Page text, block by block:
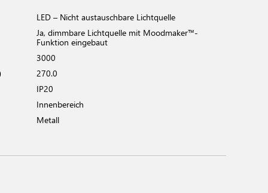
LED – Nicht austauschbare Lichtquelle
Ja, dimmbare Lichtquelle mit Moodmaker™-
Funktion eingebaut
3000
270.0
IP20
Innenbereich
Metall